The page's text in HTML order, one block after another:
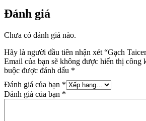
Đánh giá
Chưa có đánh giá nào.
Hãy là người đầu tiên nhận xét “Gạch
Email của bạn sẽ không được hiển thị công
buộc được đánh dấu *
Đánh giá của bạn *
Đánh giá của bạn *